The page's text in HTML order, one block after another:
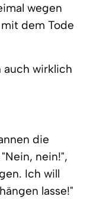
wegen
dem Tode
auch wirklich
die
nein!",
Ich will
lasse!"